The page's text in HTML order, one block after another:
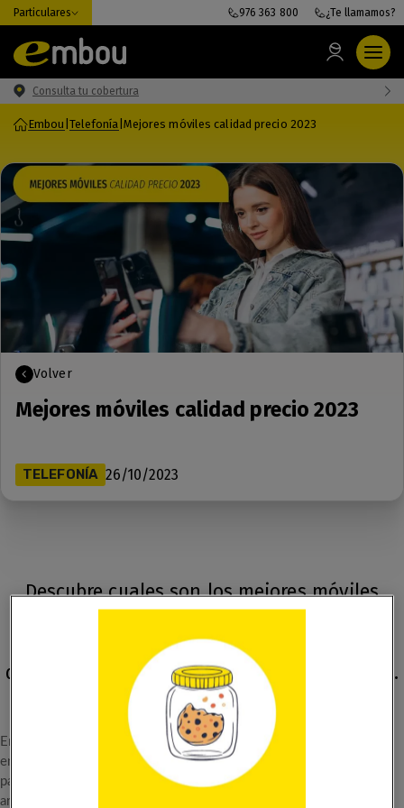
Particulares
Consulta tu cobertura
976 363 800 ¿Te llamamos?
Embou Telefonía Mejores móviles calidad precio 2023
Volver
Mejores móviles calidad precio 2023
TELEFONÍA 26/10/2023
Descubre cuales son los mejores móviles
dudas y hazte con el que más se adapte a ti.
En un mercado saturado de opciones de teléfonos móviles,
encontrar el equilibrio adecuado entre calidad y precio es esencial
para los consumidores conscientes de su presupuesto. En este
artículo, te ayudaremos a elegir el mejor móvil calidad-precio para